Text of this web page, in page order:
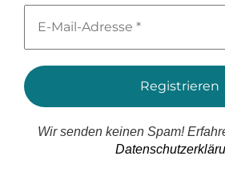
Mail-
*
Wir senden keinen Spam!